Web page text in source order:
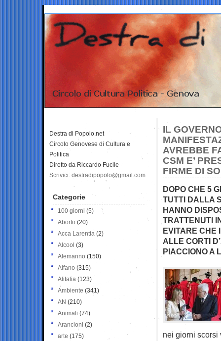
IL
AVREBBE
CSM E’
FIRME DI
DOPO CHE 5
TUTTI DALLA
HANNO
TRATTENUTI
EVITARE CHE
ALLE CORTI
PIACCIONO A
nei giorni scorsi
Destra di Popolo.net
Circolo Genovese di Cultura e
Politica
Diretto da Riccardo Fucile
Scrivici: destradipopolo@gmail.com
Categorie
100 giorni (5)
Aborto (20)
Acca Larentia (2)
Alcool (3)
Alemanno (150)
Alfano (315)
Alitalia (123)
Ambiente (341)
AN (210)
Animali (74)
Arancioni (2)
arte (175)